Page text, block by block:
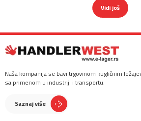
Vidi još
Naša kompanija se bavi trgovinom kugličnim
sa primenom u industriji i transportu.
Saznaj više